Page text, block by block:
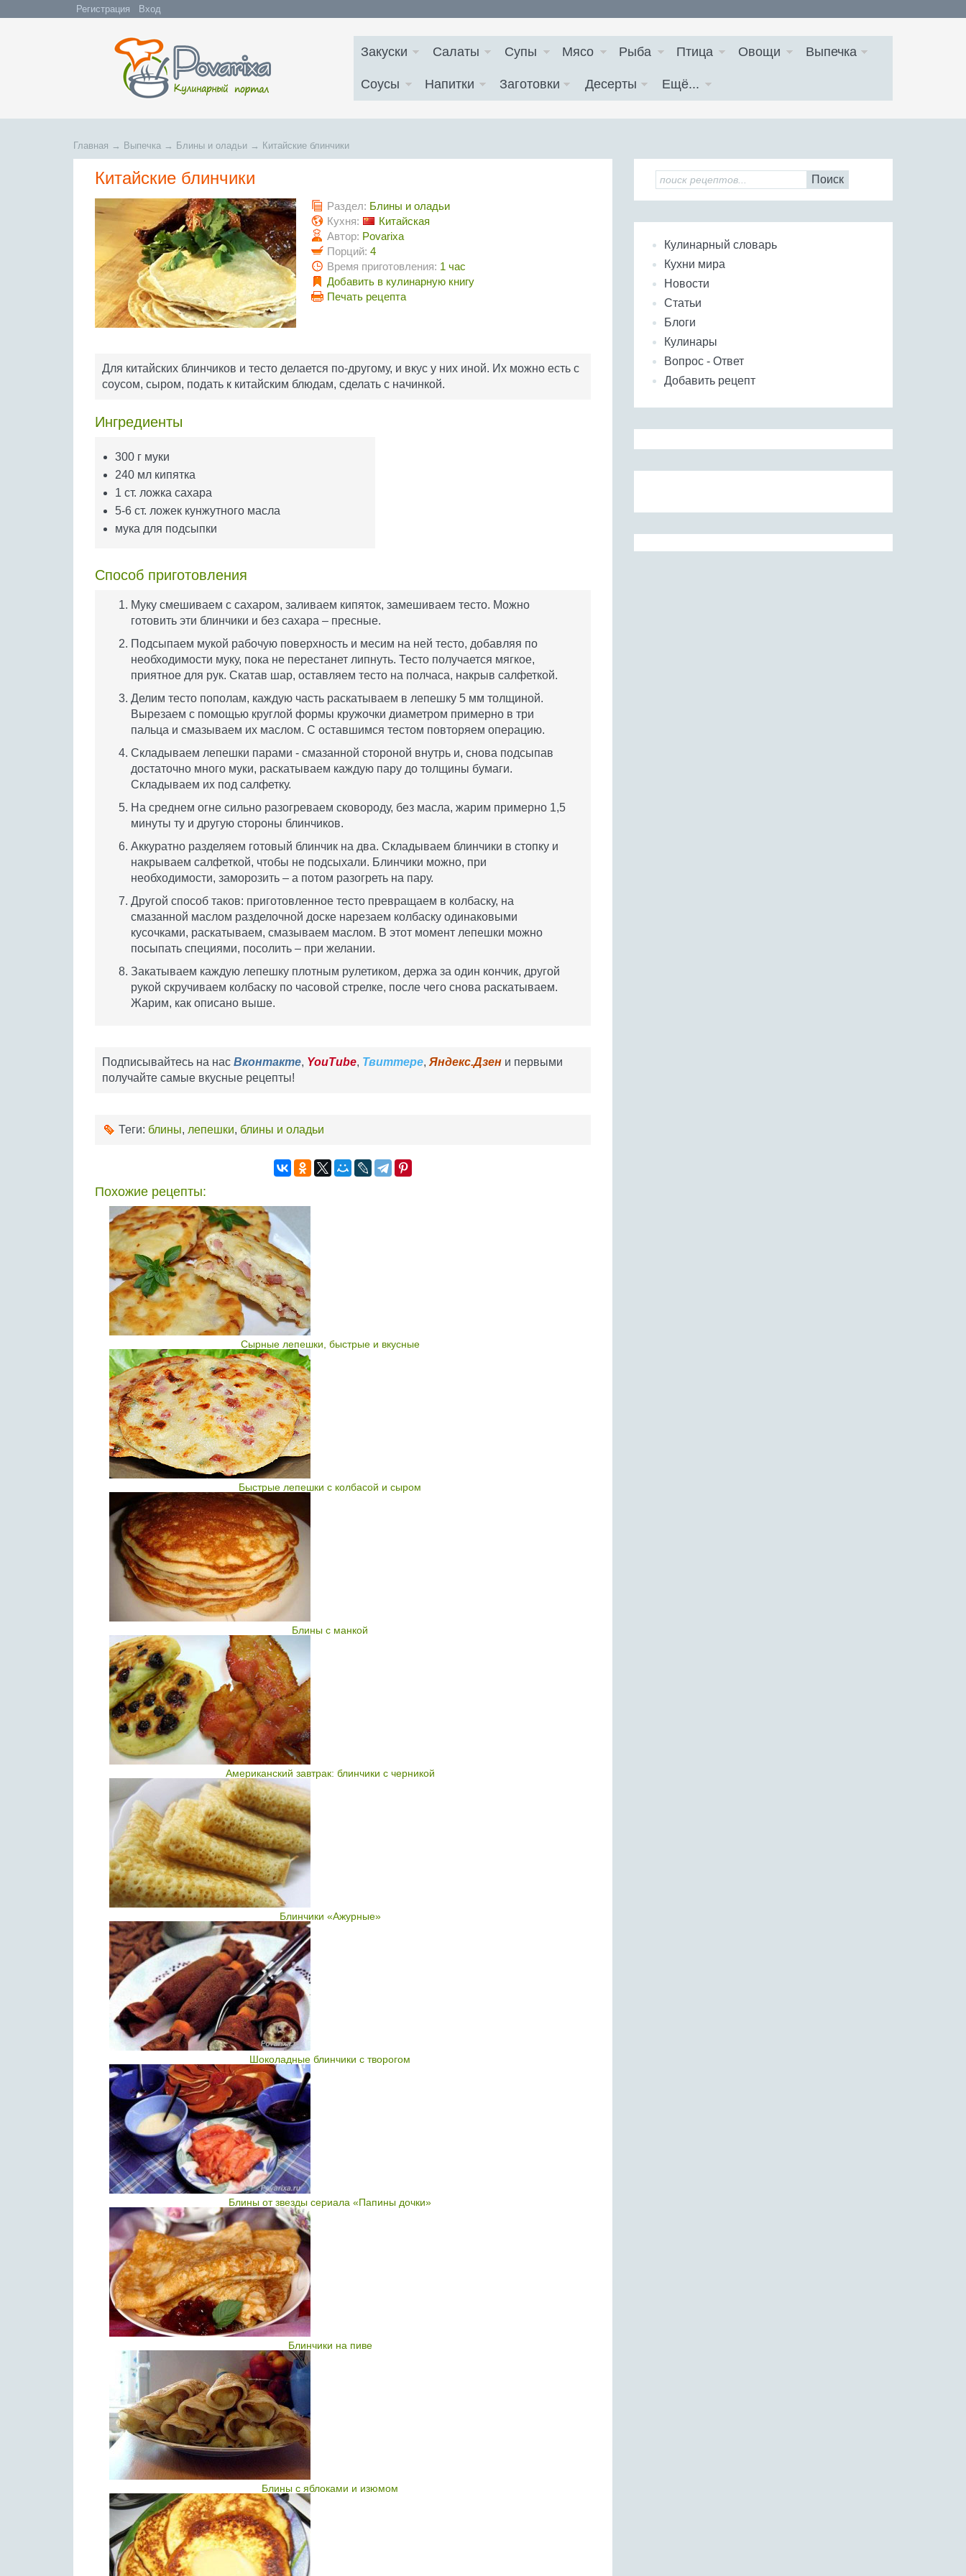
Регистрация Вход
Закуски Салаты Супы Мясо Рыба Птица Овощи Выпечка
Соусы Напитки Заготовки Десерты Ещё...
Главная → Выпечка → Блины и оладьи → Китайские блинчики
Китайские блинчики
Раздел: Блины и оладьи
Кухня:
Китайская
Автор: Povarixa
Порций: 4
Время приготовления: 1 час
Добавить в кулинарную книгу
Печать рецепта
Для китайских блинчиков и тесто делается по-другому, и вкус у них иной. Их можно есть с
соусом, сыром, подать к китайским блюдам, сделать с начинкой.
Ингредиенты
300 г муки
240 мл кипятка
1 ст. ложка сахара
5-6 ст. ложек кунжутного масла
мука для подсыпки
Способ приготовления
Муку смешиваем с сахаром, заливаем кипяток, замешиваем тесто. Можно
готовить эти блинчики и без сахара – пресные.
Подсыпаем мукой рабочую поверхность и месим на ней тесто, добавляя по
необходимости муку, пока не перестанет липнуть. Тесто получается мягкое,
приятное для рук. Скатав шар, оставляем тесто на полчаса, накрыв салфеткой.
Делим тесто пополам, каждую часть раскатываем в лепешку 5 мм толщиной.
Вырезаем с помощью круглой формы кружочки диаметром примерно в три
пальца и смазываем их маслом. С оставшимся тестом повторяем операцию.
Складываем лепешки парами - смазанной стороной внутрь и, снова подсыпав
достаточно много муки, раскатываем каждую пару до толщины бумаги.
Складываем их под салфетку.
На среднем огне сильно разогреваем сковороду, без масла, жарим примерно 1,5
минуты ту и другую стороны блинчиков.
Аккуратно разделяем готовый блинчик на два. Складываем блинчики в стопку и
накрываем салфеткой, чтобы не подсыхали. Блинчики можно, при
необходимости, заморозить – а потом разогреть на пару.
Другой способ таков: приготовленное тесто превращаем в колбаску, на
смазанной маслом разделочной доске нарезаем колбаску одинаковыми
кусочками, раскатываем, смазываем маслом. В этот момент лепешки можно
посыпать специями, посолить – при желании.
Закатываем каждую лепешку плотным рулетиком, держа за один кончик, другой
рукой скручиваем колбаску по часовой стрелке, после чего снова раскатываем.
Жарим, как описано выше.
Подписывайтесь на нас Вконтакте, YouTube, Твиттере, Яндекс.Дзен и первыми
получайте самые вкусные рецепты!
Теги: блины, лепешки, блины и оладьи
Похожие рецепты:
Сырные лепешки, быстрые и вкусные
Быстрые лепешки с колбасой и сыром
Блины с манкой
Американский завтрак: блинчики с черникой
Блинчики «Ажурные»
Шоколадные блинчики с творогом
Блины от звезды сериала «Папины дочки»
Блинчики на пиве
Блины с яблоками и изюмом
Поиск
Кулинарный словарь
Кухни мира
Новости
Статьи
Блоги
Кулинары
Вопрос - Ответ
Добавить рецепт